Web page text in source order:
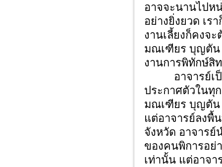
อาจจะนานไปห
อย่างยิ่งยวด เร
งานเลี้ยงก็คงจะ
มณเฑียร บุญตัน
งานการพิทักษ์สิ
อาจารย์เป็น
ประกาศตัวในทุ
มณเฑียร บุญตัน
แต่อาจารย์ลงพื้
จังหวัด อาจาร
ของคนพิการอย่
เท่านั้น แต่อาจ